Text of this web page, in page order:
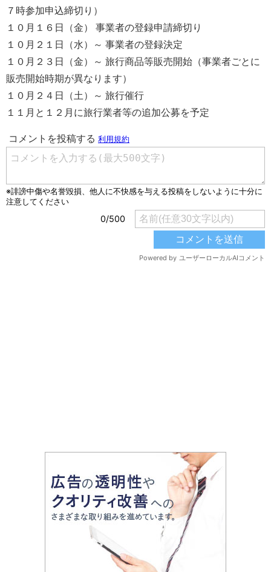
７時参加申込締切り）
１０月１６日（金） 事業者の登録申請締切り
１０月２１日（水）～ 事業者の登録決定
１０月２３日（金）～ 旅行商品等販売開始（事業者ごとに
販売開始時期が異なります）
１０月２４日（土）～ 旅行催行
１１月と１２月に旅行業者等の追加公募を予定